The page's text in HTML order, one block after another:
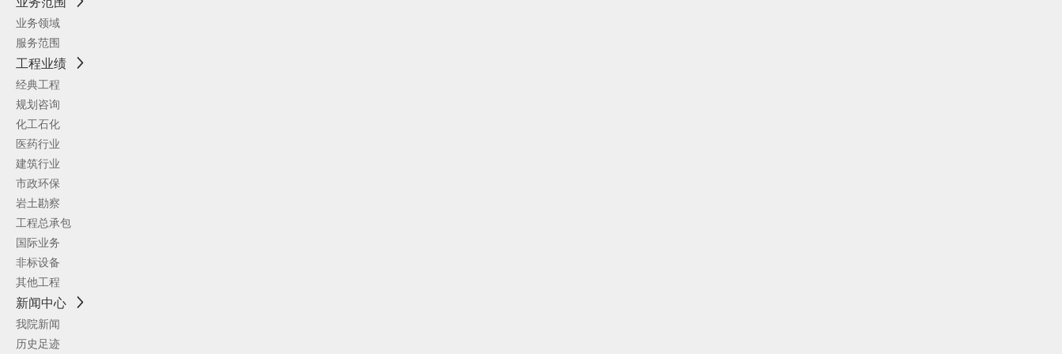
业务领域
服务范围
工程业绩
经典工程
规划咨询
化工石化
医药行业
建筑行业
市政环保
岩土勘察
工程总承包
国际业务
非标设备
其他工程
新闻中心
我院新闻
历史足迹